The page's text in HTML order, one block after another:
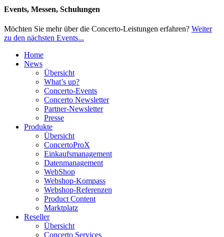
Events, Messen, Schulungen
Möchten Sie mehr über die Concerto-Leistungen erfahren? Weiter
zu den nächsten Events...
Home
News
Übersicht
What’s up?
Concerto-Events
Concerto Newsletter
Partner-Newsletter
Presse
Produkte
Übersicht
ConcertoProX
Einkaufsmanagement
Datenmanagement
WebShop
Webshop-Kompass
Webshop-Referenzen
Product Content
Marktplatz
Reseller
Übersicht
Concerto Services